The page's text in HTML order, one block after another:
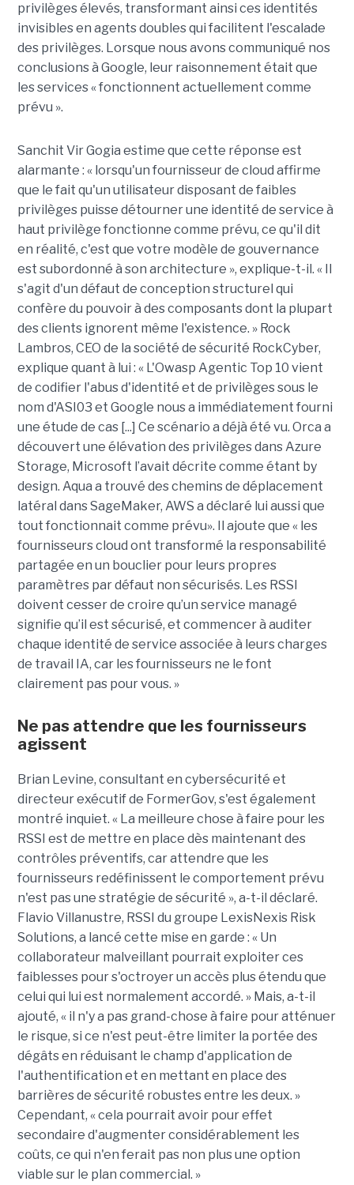
privilèges élevés, transformant ainsi ces identités
invisibles en agents doubles qui facilitent l'escalade
des privilèges. Lorsque nous avons communiqué nos
conclusions à Google, leur raisonnement était que
les services « fonctionnent actuellement comme
prévu ».
Sanchit Vir Gogia estime que cette réponse est
alarmante : « lorsqu'un fournisseur de cloud affirme
que le fait qu'un utilisateur disposant de faibles
privilèges puisse détourner une identité de service à
haut privilège fonctionne comme prévu, ce qu'il dit
en réalité, c'est que votre modèle de gouvernance
est subordonné à son architecture », explique-t-il. « Il
s'agit d'un défaut de conception structurel qui
confère du pouvoir à des composants dont la plupart
des clients ignorent même l'existence. » Rock
Lambros, CEO de la société de sécurité RockCyber,
explique quant à lui : « L'Owasp Agentic Top 10 vient
de codifier l'abus d'identité et de privilèges sous le
nom d'ASI03 et Google nous a immédiatement fourni
une étude de cas [...] Ce scénario a déjà été vu. Orca a
découvert une élévation des privilèges dans Azure
Storage, Microsoft l’avait décrite comme étant by
design. Aqua a trouvé des chemins de déplacement
latéral dans SageMaker, AWS a déclaré lui aussi que
tout fonctionnait comme prévu». Il ajoute que « les
fournisseurs cloud ont transformé la responsabilité
partagée en un bouclier pour leurs propres
paramètres par défaut non sécurisés. Les RSSI
doivent cesser de croire qu’un service managé
signifie qu’il est sécurisé, et commencer à auditer
chaque identité de service associée à leurs charges
de travail IA, car les fournisseurs ne le font
clairement pas pour vous. »
Ne pas attendre que les fournisseurs
agissent
Brian Levine, consultant en cybersécurité et
directeurexécutifde FormerGov, s'est également
montré inquiet. « La meilleure chose à faire pour les
RSSI est de mettre en place dès maintenant des
contrôles préventifs, car attendre que les
fournisseurs redéfinissent le comportement prévu
n'est pas une stratégie de sécurité », a-t-il déclaré.
Flavio Villanustre, RSSI du groupe LexisNexis Risk
Solutions, a lancé cette mise en garde : « Un
collaborateur malveillant pourrait exploiter ces
faiblesses pour s'octroyer un accès plus étendu que
celui qui lui est normalement accordé. » Mais, a-t-il
ajouté, « il n'y a pas grand-chose à faire pour atténuer
le risque, si ce n'est peut-être limiter la portée des
dégâts en réduisant le champ d'application de
l'authentification et en mettant en place des
barrières de sécurité robustes entre les deux. »
Cependant, « cela pourrait avoir pour effet
secondaire d'augmenter considérablement les
coûts, ce qui n'en ferait pas non plus une option
viable sur le plan commercial. »